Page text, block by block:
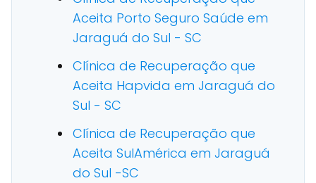
Aceita Porto Seguro Saúde em
Jaraguá do Sul - SC
Clínica de Recuperação que
Aceita Hapvida em Jaraguá do
Sul - SC
Clínica de Recuperação que
Aceita SulAmérica em Jaraguá
do Sul -SC